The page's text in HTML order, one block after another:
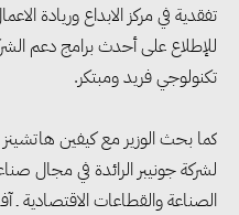
تفقدية في مركز الابداع وريادة
للإطلاع على أحدث برامج دعم
تكنولوجي فريد ومبتكر.
كما بحث الوزير مع كيفين هاتشينز
لشركة جونيبر الرائدة في مجال
الصناعة والقطاعات الاقتصادية ـ